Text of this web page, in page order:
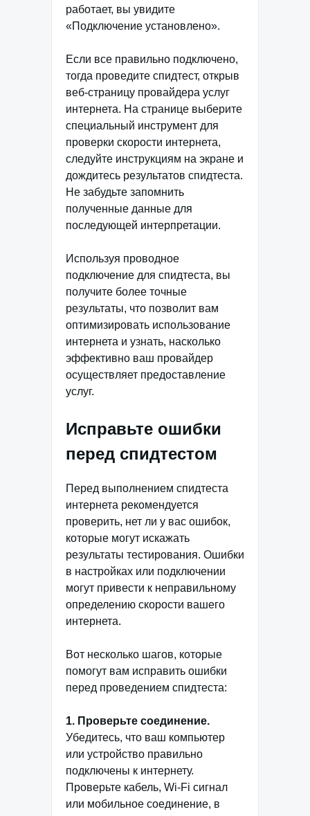
работает, вы увидите
«Подключение установлено».
Если все правильно подключено,
тогда проведите спидтест, открыв
веб-страницу провайдера услуг
интернета. На странице выберите
специальный инструмент для
проверки скорости интернета,
следуйте инструкциям на экране и
дождитесь результатов спидтеста.
Не забудьте запомнить
полученные данные для
последующей интерпретации.
Используя проводное
подключение для спидтеста, вы
получите более точные
результаты, что позволит вам
оптимизировать использование
интернета и узнать, насколько
эффективно ваш провайдер
осуществляет предоставление
услуг.
Исправьте ошибки
перед спидтестом
Перед выполнением спидтеста
интернета рекомендуется
проверить, нет ли у вас ошибок,
которые могут искажать
результаты тестирования. Ошибки
в настройках или подключении
могут привести к неправильному
определению скорости вашего
интернета.
Вот несколько шагов, которые
помогут вам исправить ошибки
перед проведением спидтеста:
1. Проверьте соединение.
Убедитесь, что ваш компьютер
или устройство правильно
подключены к интернету.
Проверьте кабель, Wi-Fi сигнал
или мобильное соединение, в